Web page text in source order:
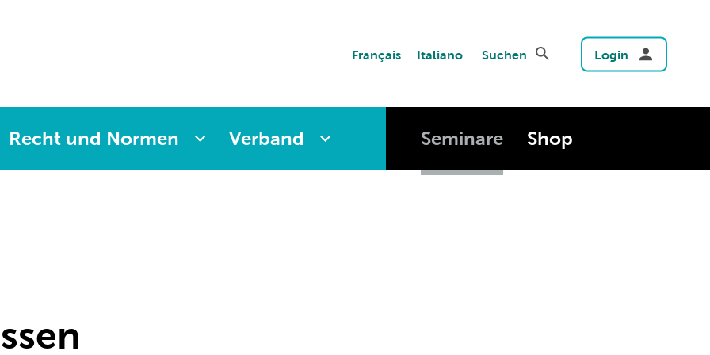
Français Italiano Suchen Login
Recht und Normen Verband Seminare Shop